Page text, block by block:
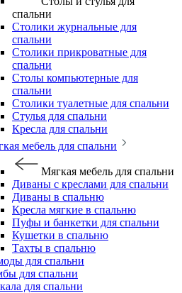
спальни
Столики журнальные для
спальни
Столики прикроватные для
спальни
Столы компьютерные для
спальни
Столики туалетные для спальни
Стулья для спальни
Кресла для спальни
мебель для спальни
Мягкая мебель для спальни
Диваны с креслами для спальни
Диваны в спальню
Кресла мягкие в спальню
Пуфы и банкетки для спальни
Кушетки в спальню
Тахты в спальню
для спальни
для спальни
для спальни